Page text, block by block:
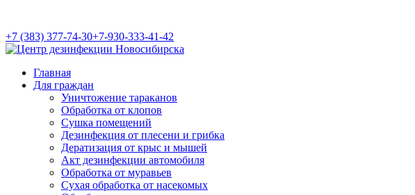
+7 (383) 377-74-30+7-930-333-41-42
Главная
Для граждан
Уничтожение тараканов
Обработка от клопов
Сушка помещений
Дезинфекция от плесени и грибка
Дератизация от крыс и мышей
Акт дезинфекции автомобиля
Обработка от муравьев
Cухая обработка от насекомых